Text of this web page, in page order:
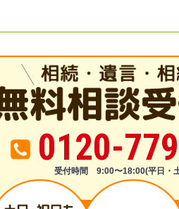
0120-
受付時間 9:00〜18:00(平日・